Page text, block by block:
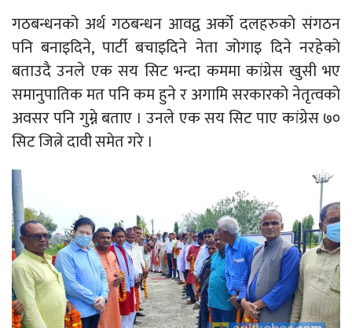
गठबन्धनको अर्थ गठबन्धन आवद्व अर्को दलहरुको संगठन
पनि बनाइदिने, पार्टी बचाइदिने नेता जोगाइ दिने नरहेको
बताउदै उनले एक सय सिट भन्दा कममा कांग्रेस खुसी भए
समानुपातिक मत पनि कम हुने र अगामि सरकारको नेतृत्वको
अवसर पनि गुम्ने बताए । उनले एक सय सिट पाए कांग्रेस ७०
सिट जित्ने दावी समेत गरे ।